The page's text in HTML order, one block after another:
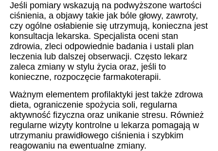
Jeśli pomiary wskazują na podwyższone wartości
ciśnienia, a objawy takie jak bóle głowy, zawroty,
czy ogólne osłabienie się utrzymują, konieczna jest
konsultacja lekarska. Specjalista oceni stan
zdrowia, zleci odpowiednie badania i ustali plan
leczenia lub dalszej obserwacji. Często lekarz
zaleca zmiany w stylu życia oraz, jeśli to
konieczne, rozpoczęcie farmakoterapii.
Ważnym elementem profilaktyki jest także zdrowa
dieta, ograniczenie spożycia soli, regularna
aktywność fizyczna oraz unikanie stresu. Również
regularne wizyty kontrolne u lekarza pomagają w
utrzymaniu prawidłowego ciśnienia i szybkim
reagowaniu na ewentualne zmiany.